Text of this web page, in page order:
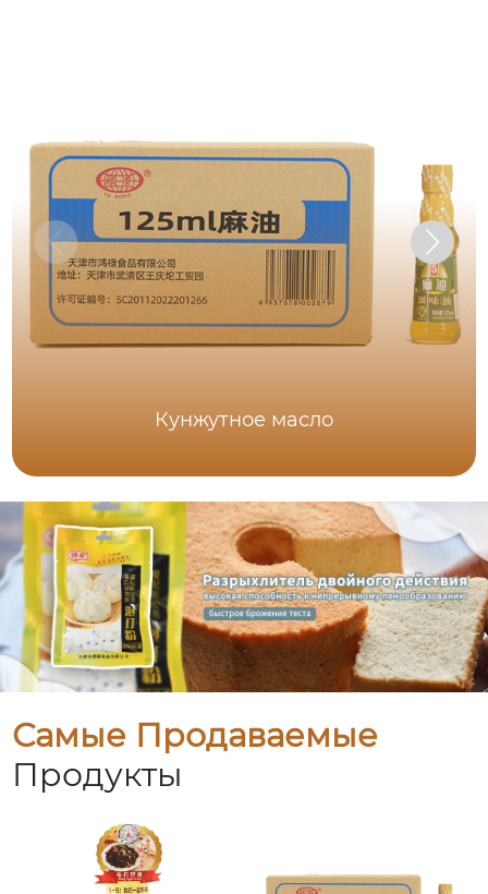
Кунжутное масло
Самые Продаваемые
Продукты